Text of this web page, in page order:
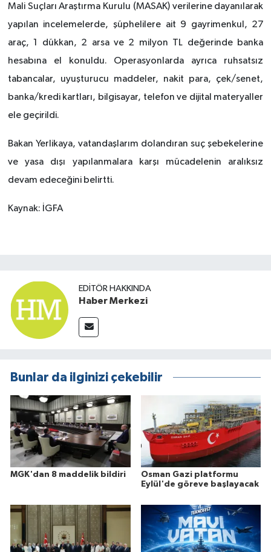
Mali Suçları Araştırma Kurulu (MASAK) verilerine dayanılarak
yapılan incelemelerde, şüphelilere ait 9 gayrimenkul, 27
araç, 1 dükkan, 2 arsa ve 2 milyon TL değerinde banka
hesabına el konuldu. Operasyonlarda ayrıca ruhsatsız
tabancalar, uyuşturucu maddeler, nakit para, çek/senet,
banka/kredi kartları, bilgisayar, telefon ve dijital materyaller
ele geçirildi.
Bakan Yerlikaya, vatandaşlarım dolandıran suç şebekelerine
ve yasa dışı yapılanmalara karşı mücadelenin aralıksız
devam edeceğini belirtti.
Kaynak: İGFA
EDITÖR HAKKINDA
Haber Merkezi
Bunlar da ilginizi çekebilir
MGK'dan 8 maddelik bildiri
Osman Gazi platformu
Eylül'de göreve başlayacak